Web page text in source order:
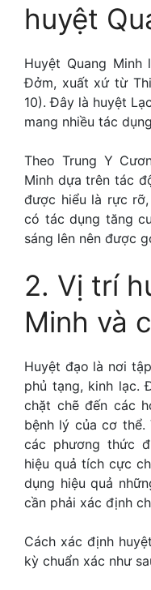
huyệt
Huyệt Quang
Đởm, xuất xứ từ
10). Đây là huyệt
mang nhiều tác
Theo Trung Y
Minh dựa trên tác
được hiểu là rực
có tác dụng tăng
sáng lên nên được
2. Vị trí
Minh và
Huyệt đạo là nơi
phủ tạng, kinh lạc.
chặt chẽ đến các
bệnh lý của cơ
các phương thức
hiệu quả tích cực
dụng hiệu quả
cần phải xác định
Cách xác định
kỳ chuẩn xác như